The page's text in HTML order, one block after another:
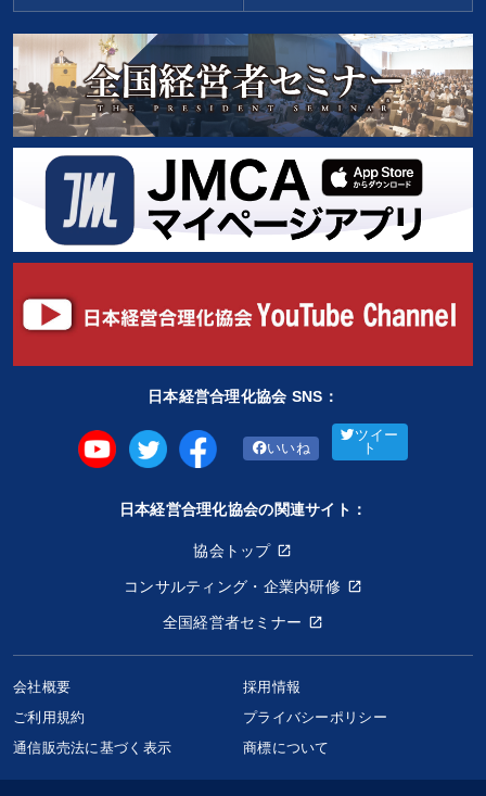
日本経営合理化協会 SNS：
いいね
ツイー
ト
日本経営合理化協会の関連サイト：
協会トップ
コンサルティング・企業内研修
全国経営者セミナー
会社概要
採用情報
ご利用規約
プライバシーポリシー
通信販売法に基づく表示
商標について